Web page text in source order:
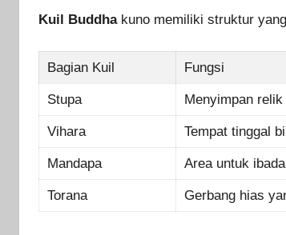
Kuil Buddhakuno memiliki struktur
Bagian Kuil Fungsi
Stupa Menyimpan
Vihara Tempat tinggal
Mandapa Area untuk
Torana Gerbang hias